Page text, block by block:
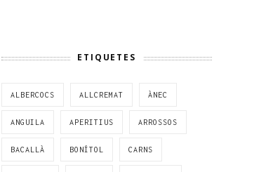
ETIQUETES
ALBERCOCS ALLCREMAT ÀNEC
ANGUILA APERITIUS ARROSSOS
BACALLÀ BONÍTOL CARNS